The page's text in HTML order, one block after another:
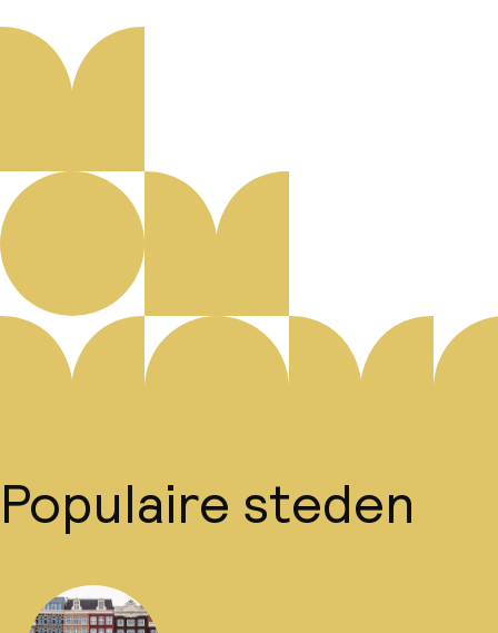
Populaire steden